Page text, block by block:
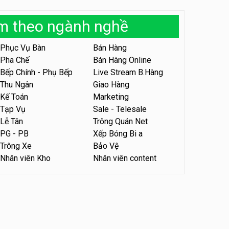
Tuyển nhân viên phục vụ
bàn parttime
Quán ăn, Cafe
hàng shop mỹ phẩm
Shop mỹ phẩm
Tuyển nhân viên bán hàng,
KIBO KIDS
Tuyển nhân viên edit ảnh,
video parttime
Công ty
Tuyển nhân viên tiếp thực,
phục vụ bàn
theo ngành nghề
Phục Vụ Bàn
Bán Hàng
Pha Chế
Bán Hàng Online
Bếp Chính - Phụ Bếp
Live Stream B.Hàng
Thu Ngân
Giao Hàng
Kế Toán
Marketing
Tạp Vụ
Sale - Telesale
Lễ Tân
Trông Quán Net
PG - PB
Xếp Bóng Bi a
Trông Xe
Bảo Vệ
Nhân viên Kho Nhân viên content